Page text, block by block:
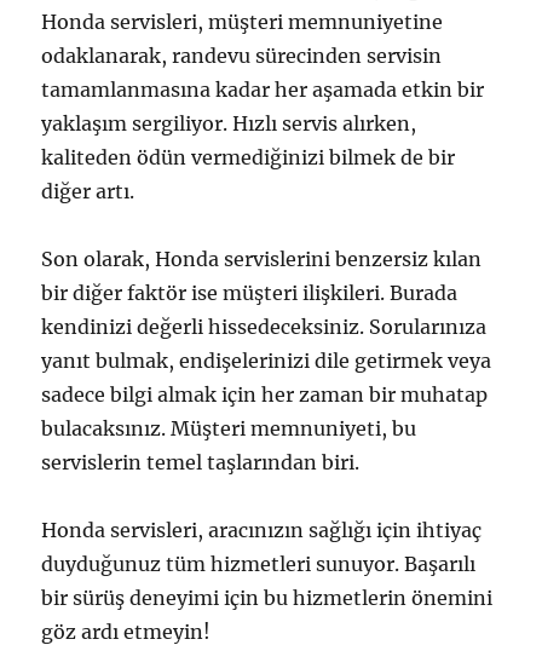
Honda servisleri, müşteri memnuniyetine
odaklanarak, randevu sürecinden servisin
tamamlanmasına kadar her aşamada etkin bir
yaklaşım sergiliyor. Hızlı servis alırken,
kaliteden ödün vermediğinizi bilmek de bir
diğer artı.
Son olarak, Honda servislerini benzersiz kılan
bir diğer faktör ise müşteri ilişkileri. Burada
kendinizi değerli hissedeceksiniz. Sorularınıza
yanıt bulmak, endişelerinizi dile getirmek veya
sadece bilgi almak için her zaman bir muhatap
bulacaksınız. Müşteri memnuniyeti, bu
servislerin temel taşlarından biri.
Honda servisleri, aracınızın sağlığı için ihtiyaç
duyduğunuz tüm hizmetleri sunuyor. Başarılı
bir sürüş deneyimi için bu hizmetlerin önemini
göz ardı etmeyin!